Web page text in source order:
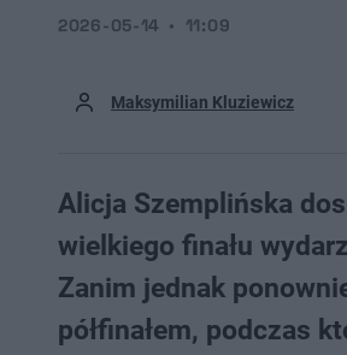
Maksymilian Kluziewicz
2026-05-14 11:09
Alicja Szemplińska
wielkiego finału
Zanim jednak
półfinałem, podczas